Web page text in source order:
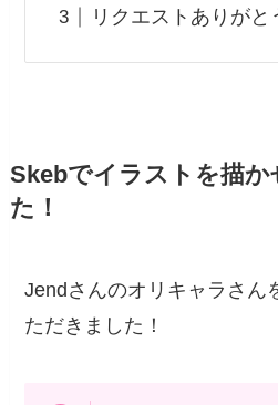
リクエストありがと
Skebでイラストを描
た！
Jendさんのオリキャラさん
ただきました！